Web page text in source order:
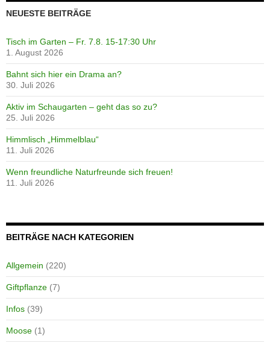
NEUESTE BEITRÄGE
Tisch im Garten – Fr. 7.8. 15-17:30 Uhr
1. August 2026
Bahnt sich hier ein Drama an?
30. Juli 2026
Aktiv im Schaugarten – geht das so zu?
25. Juli 2026
Himmlisch „Himmelblau“
11. Juli 2026
Wenn freundliche Naturfreunde sich freuen!
11. Juli 2026
BEITRÄGE NACH KATEGORIEN
Allgemein (220)
Giftpflanze (7)
Infos (39)
Moose (1)